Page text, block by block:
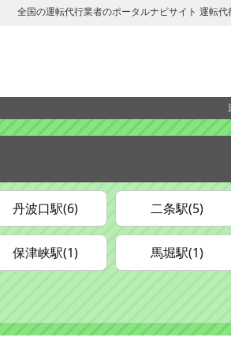
全国の運転代行業者のポータルナビサイト 運転
丹波口駅(6) 二条駅(5)
保津峡駅(1) 馬堀駅(1)